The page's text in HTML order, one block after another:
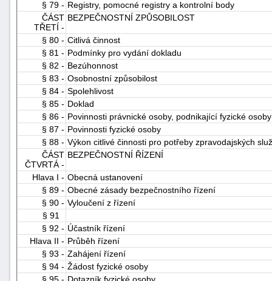
§ 79 - Registry, pomocné registry a kontrolní body
ČÁST
TŘETÍ -
BEZPEČNOSTNÍ ZPŮSOBILOST
§ 80 - Citlivá činnost
§ 81 - Podmínky pro vydání dokladu
§ 82 - Bezúhonnost
§ 83 - Osobnostní způsobilost
§ 84 - Spolehlivost
§ 85 - Doklad
§ 86 - Povinnosti právnické osoby, podnikající fyzické
§ 87 - Povinnosti fyzické osoby
§ 88 - Výkon citlivé činnosti pro potřeby zpravodajských
ČÁST
ČTVRTÁ -
BEZPEČNOSTNÍ ŘÍZENÍ
Hlava I - Obecná ustanovení
§ 89 - Obecné zásady bezpečnostního řízení
§ 90 - Vyloučení z řízení
§ 91
§ 92 - Účastník řízení
Hlava II - Průběh řízení
§ 93 - Zahájení řízení
§ 94 - Žádost fyzické osoby